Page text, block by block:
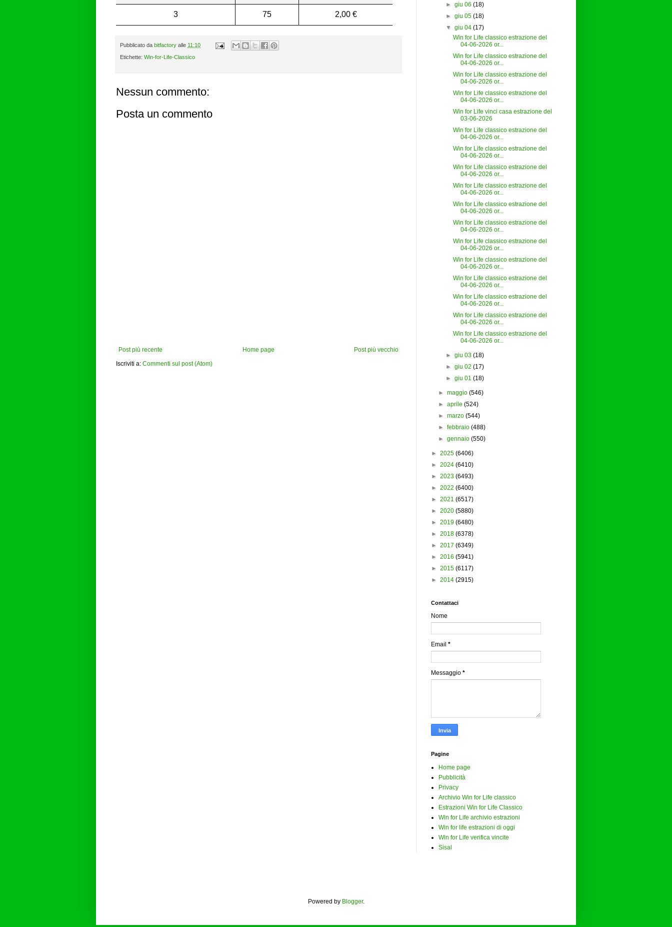
3 75 2,00 €
Pubblicato da bitfactory alle 11:10
Etichette: Win-for-Life-Classico
Nessun commento:
Posta un commento
Post più recente Post più vecchio
Home page
Iscriviti a: Commenti sul post (Atom)
► giu 06 (18)
► giu 05 (18)
▼ giu 04 (17)
Win for Life classico estrazione del
04-06-2026 or...
Win for Life classico estrazione del
04-06-2026 or...
Win for Life classico estrazione del
04-06-2026 or...
Win for Life classico estrazione del
04-06-2026 or...
Win for Life vinci casa estrazione del
03-06-2026
Win for Life classico estrazione del
04-06-2026 or...
Win for Life classico estrazione del
04-06-2026 or...
Win for Life classico estrazione del
04-06-2026 or...
Win for Life classico estrazione del
04-06-2026 or...
Win for Life classico estrazione del
04-06-2026 or...
Win for Life classico estrazione del
04-06-2026 or...
Win for Life classico estrazione del
04-06-2026 or...
Win for Life classico estrazione del
04-06-2026 or...
Win for Life classico estrazione del
04-06-2026 or...
Win for Life classico estrazione del
04-06-2026 or...
Win for Life classico estrazione del
04-06-2026 or...
Win for Life classico estrazione del
04-06-2026 or...
► giu 03 (18)
► giu 02 (17)
► giu 01 (18)
►maggio (546)
►aprile (524)
►marzo (544)
►febbraio (488)
►gennaio (550)
► 2025 (6406)
► 2024 (6410)
► 2023 (6493)
► 2022 (6400)
► 2021 (6517)
► 2020 (5880)
► 2019 (6480)
► 2018 (6378)
► 2017 (6349)
► 2016 (5941)
► 2015 (6117)
► 2014 (2915)
Contattaci
Nome
Email *
Messaggio *
Pagine
Home page
Pubblicità
Privacy
Archivio Win for Life classico
Estrazioni Win for Life Classico
Win for Life archivio estrazioni
Win for life estrazioni di oggi
Win for Life verifica vincite
Sisal
Powered by Blogger.